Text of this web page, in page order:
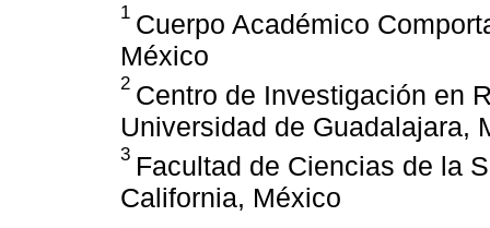
1 Cuerpo Académico
México
2 Centro de Investigación en
Universidad de Guadalajara,
3 Facultad de Ciencias de la
California, México